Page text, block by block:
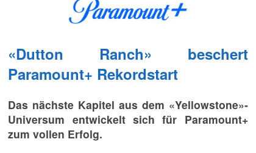
«Dutton Ranch» beschert
Paramount+ Rekordstart
Das nächste Kapitel aus dem «Yellowstone»-
Universum entwickelt sich für Paramount+
zum vollen Erfolg.